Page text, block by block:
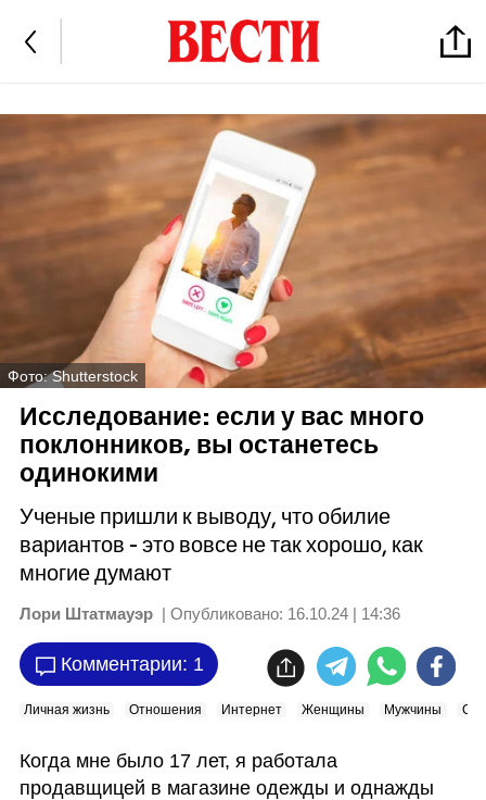
Фото: Shutterstock
Исследование: если у вас много
поклонников, вы останетесь
одинокими
Ученые пришли к выводу, что обилие
вариантов - это вовсе не так хорошо, как
многие думают
Лори Штатмауэр | Опубликовано: 16.10.24 | 14:36
Комментарии: 1
Личная жизнь Отношения Интернет Женщины Мужчины
Когда мне было 17 лет, я работала
продавщицей в магазине одежды и однажды